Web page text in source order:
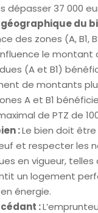
dépasser 37 000
du
des zones (A, B1,
le montant
(A et B1)
de montants
A et B1
de PTZ de
:Le bien doit
et respecter les
en vigueur, telles
un logement
énergie.
: